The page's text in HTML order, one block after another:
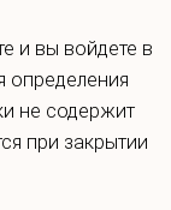
и вы войдете в
определения
не содержит
при закрытии